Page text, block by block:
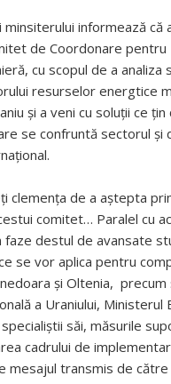
minsiterului informează că
de Coordonare pentru
cu scopul de a analiza
resurselor energtice
și a veni cu soluții ce
se confruntă sectorul și
clemența de a aștepta
comitet… Paralel cu
faze destul de avansate
se vor aplica pentru
și Oltenia, precum
a Uraniului, Ministerul
săi, măsurile
cadrului de
mesajul transmis de către